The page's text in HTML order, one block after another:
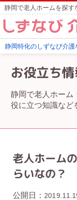
静岡で老人ホームを探す
静岡特化のしずなび介護
お役立ち
静岡で老人ホーム
役に立つ知識など
老人ホーム
らいなの？
公開日：